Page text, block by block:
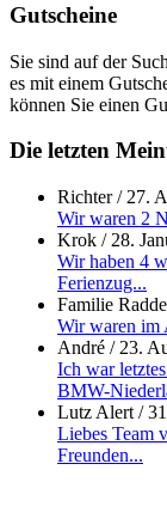
Gutscheine
Sie sind auf der
es mit einem
können Sie einen
Die letzten
Richter/ 27.
Wir waren 2
Krok / 28.
Wir haben 4
Ferienzug...
Familie Radde
Wir waren im
André / 23.
Ich war
BMW-
Lutz Alert /
Liebes Team
Freunden...